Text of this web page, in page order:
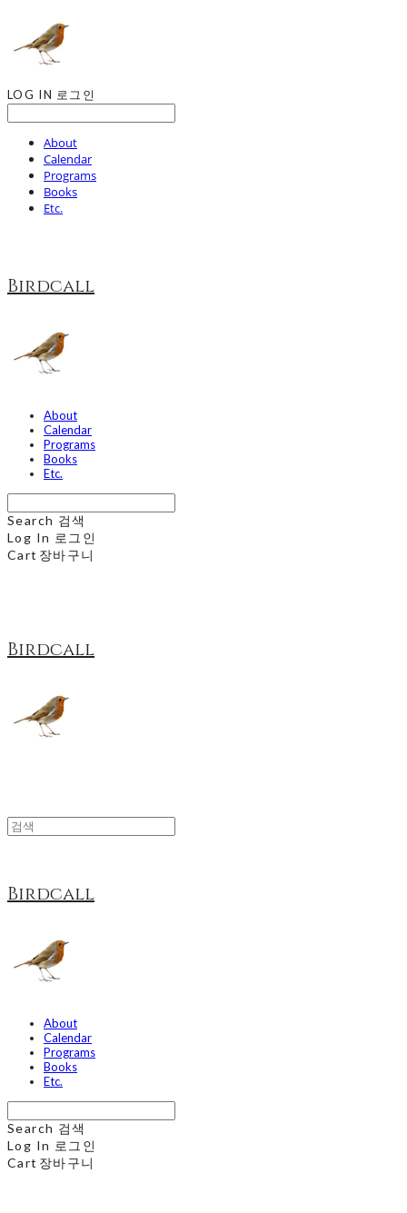
LOG IN 로그인
About
Calendar
Programs
Books
Etc.
Birdcall
About
Calendar
Programs
Books
Etc.
Search 검색
Log In 로그인
Cart 장바구니
Birdcall
Birdcall
About
Calendar
Programs
Books
Etc.
Search 검색
Log In 로그인
Cart 장바구니